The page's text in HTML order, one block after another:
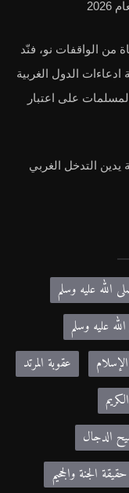
التفوّق في العلوم
1700 امرأة وفتاة من الواقفات نو، فنّد
ادعاءات الدول الغربية
على اعتبار
يدين التدخل الغربي
الله عليه وسلم
عليه وسلم
الدجال